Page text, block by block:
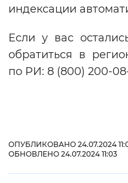
индексации
Если у вас
обратиться в
по РИ: 8 (800) 200-
ОПУБЛИКОВАНО 24.07.2024
ОБНОВЛЕНО 24.07.2024 11:03